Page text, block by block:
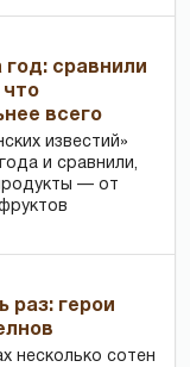
сравнили
что
всего
известий»
и сравнили,
— от
раз: герои
несколько сотен